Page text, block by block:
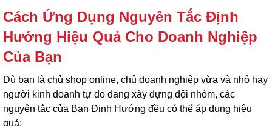
Cách Ứng Dụng Nguyên Tắc Định
Hướng Hiệu Quả Cho Doanh Nghiệp
Của Bạn
Dù bạn là chủ shop online, chủ doanh nghiệp vừa và nhỏ hay
người kinh doanh tự do đang xây dựng đội nhóm, các
nguyên tắc của Ban Định Hướng đều có thể áp dụng hiệu
quả: